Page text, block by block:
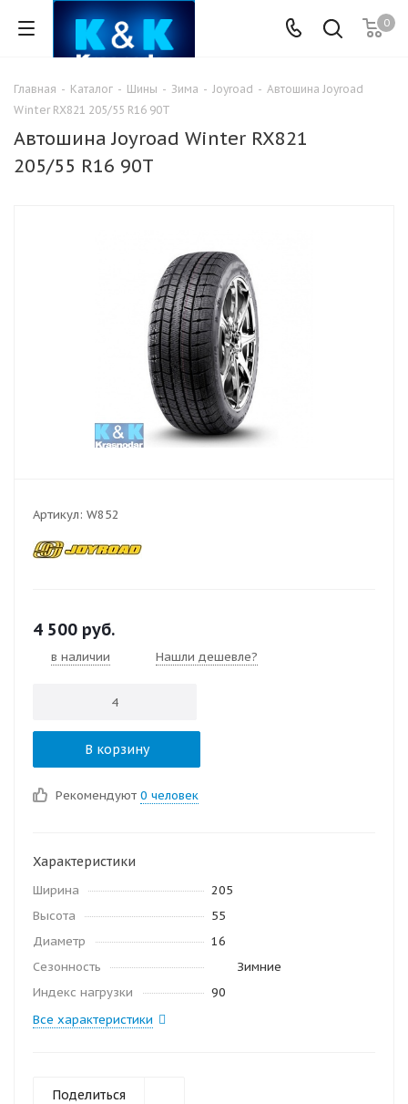
0
Главная - Каталог - Шины - Зима - Joyroad - Автошина Joyroad
Winter RX821 205/55 R16 90T
Автошина Joyroad Winter RX821
205/55 R16 90T
Артикул: W852
4 500 руб.
в наличии Нашли дешевле?
В корзину
Рекомендуют 0 человек
Характеристики
Ширина
205
Высота
55
Диаметр
16
Сезонность
Зимние
Индекс нагрузки
90
Все характеристики
Поделиться